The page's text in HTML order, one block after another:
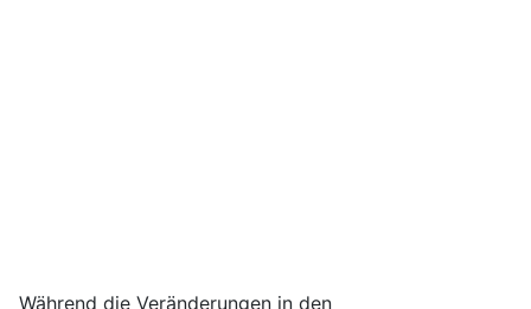
Während die Veränderungen in den